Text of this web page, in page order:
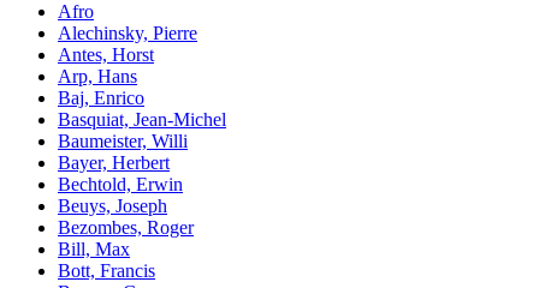
Afro
Alechinsky, Pierre
Antes, Horst
Arp, Hans
Baj, Enrico
Basquiat, Jean-Michel
Baumeister, Willi
Bayer, Herbert
Bechtold, Erwin
Beuys, Joseph
Bezombes, Roger
Bill, Max
Bott, Francis